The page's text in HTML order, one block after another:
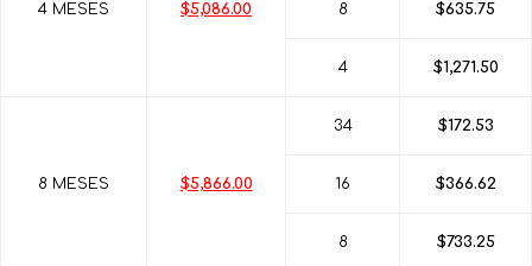
4 MESES $5,086.00 8 $635.75
4 $1,271.50
8 MESES $5,866.00
34 $172.53
16 $366.62
8 $733.25